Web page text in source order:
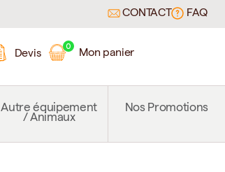
CONTACT FAQ
Devis
0
Mon panier
Autre équipement
/ Animaux
Nos Promotions